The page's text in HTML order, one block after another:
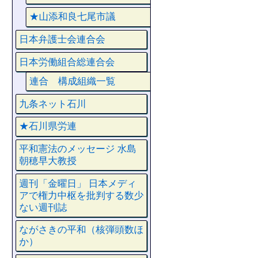
★山添和良七尾市議
日本弁護士会連合会
日本労働組合総連合会
連合 構成組織一覧
九条ネット石川
★石川県労連
平和憲法のメッセージ 水島
朝穂早大教授
週刊「金曜日」 日本メディ
アで権力中枢を批判する数少
ない週刊誌
ながさきの平和（核弾頭数ほ
か）